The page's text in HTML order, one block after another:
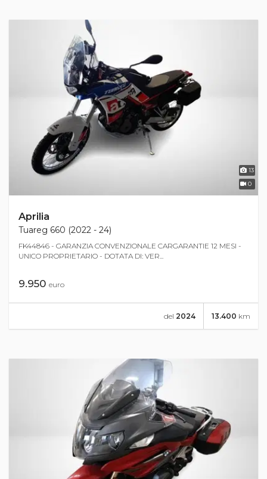
13
0
Aprilia
Tuareg 660 (2022 - 24)
FK44846 - GARANZIA CONVENZIONALE CARGARANTIE 12 MESI -
UNICO PROPRIETARIO - DOTATA DI: VER...
9.950 euro
13.400 km
del 2024